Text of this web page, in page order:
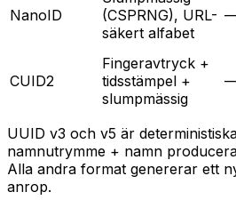
NanoID
(CSPRNG), URL-
säkert alfabet
CUID2
Fingeravtryck +
tidsstämpel +
slumpmässig
UUID v3 och v5 är
namnutrymme + namn
Alla andra format genererar ett
anrop.